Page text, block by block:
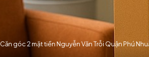
Căn góc 2 mặt tiền Nguyễn Văn Trỗi Quận Phú